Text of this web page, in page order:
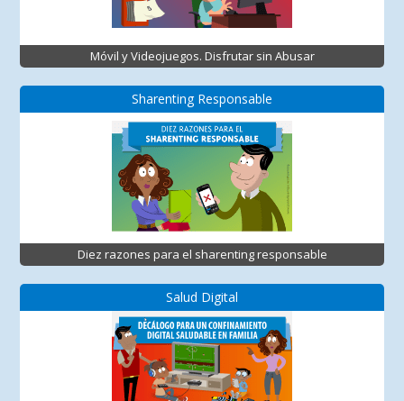
Móvil y Videojuegos. Disfrutar sin Abusar
Sharenting Responsable
Diez razones para el sharenting responsable
Salud Digital